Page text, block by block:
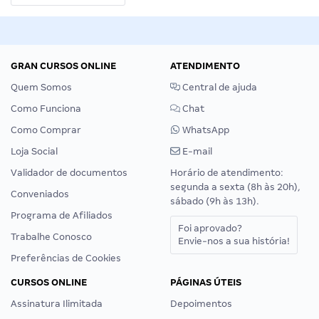
GRAN CURSOS ONLINE
Quem Somos
Como Funciona
Como Comprar
Loja Social
Validador de documentos
Conveniados
Programa de Afiliados
Trabalhe Conosco
Preferências de Cookies
ATENDIMENTO
Central de ajuda
Chat
WhatsApp
E-mail
Horário de atendimento:
segunda a sexta (8h às 20h),
sábado (9h às 13h).
Foi aprovado?
Envie-nos a sua história!
CURSOS ONLINE
Assinatura Ilimitada
PÁGINAS ÚTEIS
Depoimentos